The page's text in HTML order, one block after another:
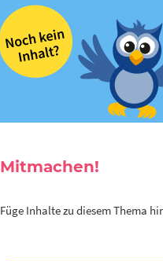
Mitmachen!
Füge Inhalte zu diesem Thema